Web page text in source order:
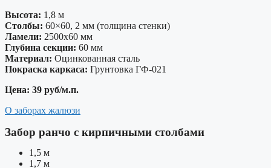
Высота: 1,8 м
Столбы: 60×60, 2 мм (толщина стенки)
Ламели: 2500х60 мм
Глубина секции: 60 мм
Материал: Оцинкованная сталь
Покраска каркаса: Грунтовка ГФ-021
Цена: 39 руб/м.п.
О заборах жалюзи
Забор ранчо с кирпичными столбами
1,5 м
1,7 м